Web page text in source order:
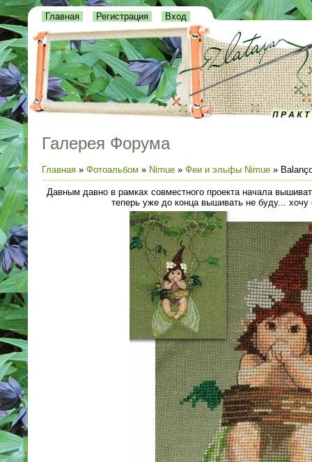
Главная Регистрация Вход
Галерея Форума
Главная » Фотоальбом » Nimue » Феи и эльфы Nimue »
Давным давно в рамках совместного проекта начала
теперь уже до конца вышивать не буду...